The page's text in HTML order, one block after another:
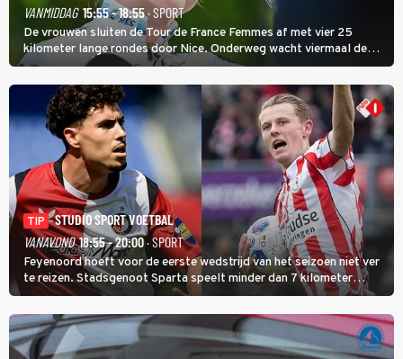
VANMIDDAG 15:55 - 18:55· SPORT
De vrouwen sluiten de Tour de France Femmes af met vier 25
kilometer lange rondes door Nice. Onderweg wacht viermaal de
zware Col d'Èze. Aan de finish op de Promenade des Anglais krijgt
de eindwinnaar de laatste gele trui.
TIP
STUDIO SPORT VOETBAL
VANAVOND 18:55 - 20:00· SPORT
Feyenoord hoeft voor de eerste wedstrijd van het seizoen niet ver
te reizen. Stadsgenoot Sparta speelt minder dan 7 kilometer
verderop. Feyenoord trok de Spaanse spits Nacho Ferri aan van
KVC Westerlo uit België.